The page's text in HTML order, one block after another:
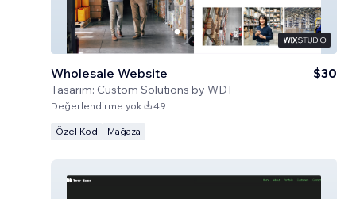
Wholesale Website
Tasarım: Custom Solutions by WDT
$30
Değerlendirme yok 49
Özel Kod Mağaza